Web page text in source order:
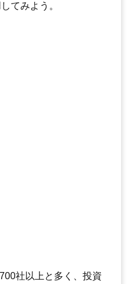
てみよう。
社以上と多く、投資